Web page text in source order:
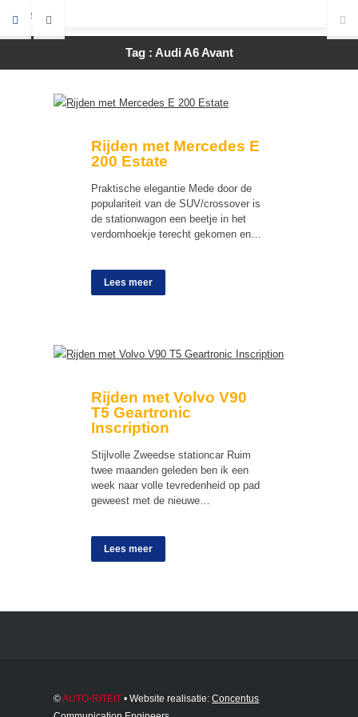
Tag : Audi A6 Avant
Rijden met Mercedes E
200 Estate
Praktische elegantie Mede door de
populariteit van de SUV/crossover is
de stationwagon een beetje in het
verdomhoekje terecht gekomen en…
Lees meer
Rijden met Volvo V90
T5 Geartronic
Inscription
Stijlvolle Zweedse stationcar Ruim
twee maanden geleden ben ik een
week naar volle tevredenheid op pad
geweest met de nieuwe…
Lees meer
©AUTO-RITEIT • Website realisatie:Concentus